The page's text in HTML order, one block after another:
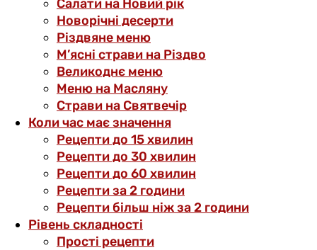
Салати на Новий рік
Новорічні десерти
Різдвяне меню
М’ясні страви на Різдво
Великоднє меню
Меню на Масляну
Страви на Святвечір
Коли час має значення
Рецепти до 15 хвилин
Рецепти до 30 хвилин
Рецепти до 60 хвилин
Рецепти за 2 години
Рецепти більш ніж за 2 години
Рівень складності
Прості рецепти